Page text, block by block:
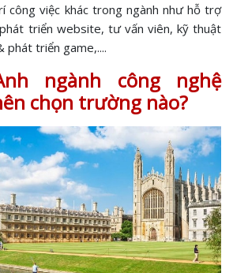
công việc khác trong ngành như hỗ trợ
triển website, tư vấn viên, kỹ thuật
phát triển game,....
ngành công nghệ
chọn trường nào?